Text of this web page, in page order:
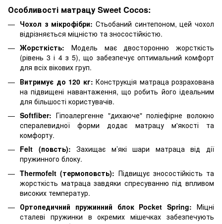
Особливості матрацу Sweet Cocos:
Чохол з мікрофібри: Стьобаний синтепоном, цей чохол
відрізняється міцністю та зносостійкістю.
Жорсткість: Модель має двосторонню жорсткість
(рівень 3 і 4 з 5), що забезпечує оптимальний комфорт
для всіх вікових груп.
Витримує до 120 кг: Конструкція матраца розрахована
на підвищені навантаження, що робить його ідеальним
для більшості користувачів.
Softfiber: Гіпоалергенне "дихаюче" поліефірне волокно
спералевидної форми додає матрацу м'якості та
комфорту.
Felt (повсть): Захищає м’які шари матраца від дії
пружинного блоку.
Thermofelt (термоповсть): Підвищує зносостійкість та
жорсткість матраца завдяки спресуванню під впливом
високих температур.
Ортопедичний пружинний блок Pocket Spring: Міцні
сталеві пружинки в окремих мішечках забезпечують